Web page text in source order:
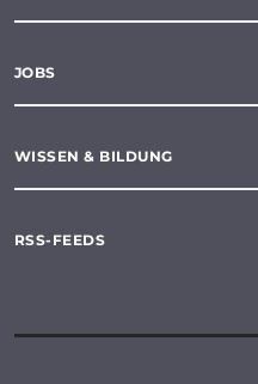
JOBS
WISSEN & BILDUNG
RSS-FEEDS